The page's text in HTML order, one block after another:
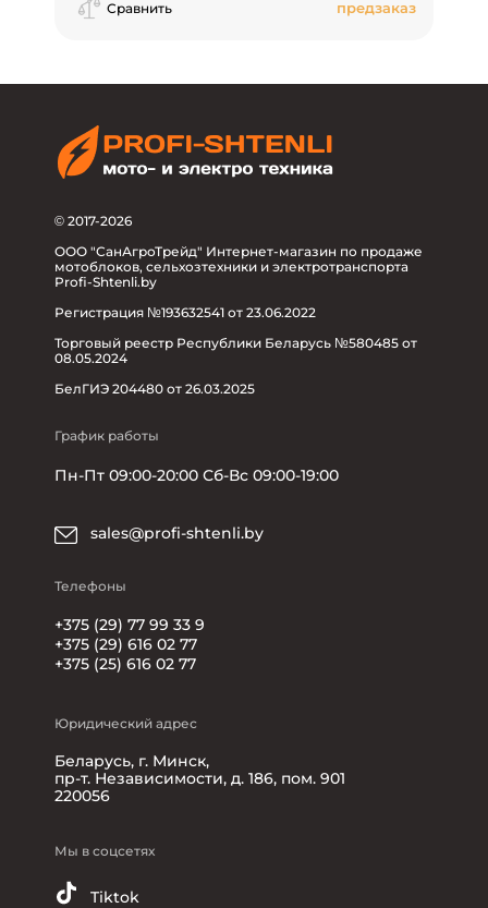
Сравнить предзаказ
© 2017-2026
ООО "СанАгроТрейд" Интернет-магазин по продаже
мотоблоков, сельхозтехники и электротранспорта
Profi-Shtenli.by
Регистрация №193632541 от 23.06.2022
Торговый реестр Республики Беларусь №580485 от
08.05.2024
БелГИЭ 204480 от 26.03.2025
График работы
Пн-Пт 09:00-20:00 Сб-Вс 09:00-19:00
sales@profi-shtenli.by
Телефоны
+375 (29) 77 99 33 9
+375 (29) 616 02 77
+375 (25) 616 02 77
Юридический адрес
Беларусь, г. Минск,
пр-т. Независимости, д. 186, пом. 901
220056
Мы в соцсетях
Tiktok